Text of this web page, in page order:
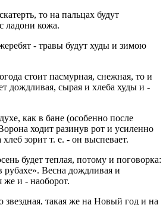
то на пальцах будут
ладони кожа.
- травы будут худы и зимою
стоит пасмурная, снежная, то и
дождливая, сырая и хлеба худы и -
как в бане (особенно после
ходит разинув рот и усиленно
зорит т. е. - он выспевает.
будет теплая, потому и поговорка:
Весна дождливая и
же и - наоборот.
звездная, такая же на Новый год и на